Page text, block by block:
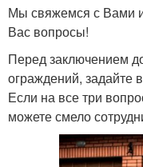
Мы свяжемся с Вами
Вас вопросы!
Перед заключением
ограждений, задайте
Если на все три
можете смело